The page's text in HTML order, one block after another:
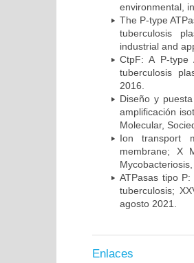
environmental,
The P-type
tuberculosis
industrial and
CtpF: A P-type
tuberculosis
2016.
Diseño y
amplificación
Molecular,
Ion transport
membrane; X
ATPasas tipo
tuberculosis;
agosto 2021.
Enlaces